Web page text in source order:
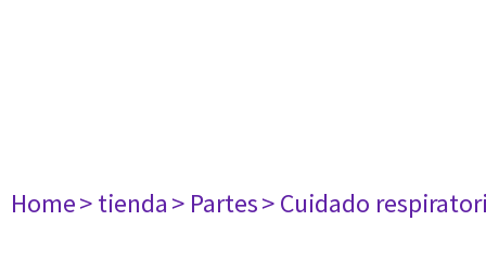
Home> tienda> Partes> Cuidado